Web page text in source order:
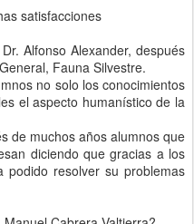
satisfacciones
Alfonso Alexander, después
Fauna Silvestre.
no solo los conocimientos
el aspecto humanístico de la
de muchos años alumnos que
diciendo que gracias a los
resolver su problemas